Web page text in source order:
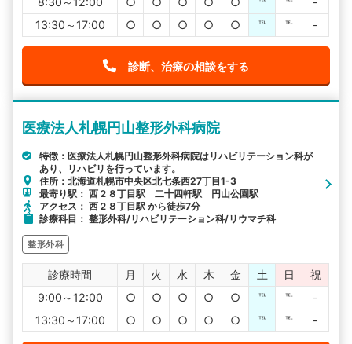
13:30～17:00
○ ○ ○ ○ ○ ℡ ℡ -
診断、治療の相談をする
医療法人札幌円山整形外科病院
特徴：医療法人札幌円山整形外科病院はリハビリテーション科が
あり、リハビリを行っています。
住所：北海道札幌市中央区北七条西27丁目1-3
最寄り駅： 西２８丁目駅 二十四軒駅 円山公園駅
アクセス： 西２８丁目駅 から徒歩7分
診療科目： 整形外科/リハビリテーション科/リウマチ科
整形外科
診療時間 月 火 水 木 金 土 日
祝
9:00～12:00
○ ○ ○ ○ ○ ℡ ℡
-
13:30～17:00
○ ○ ○ ○ ○ ℡ ℡ -